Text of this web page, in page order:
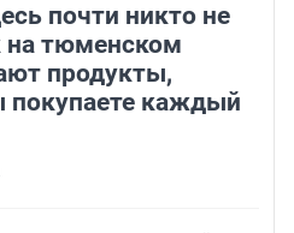
почти никто не
на тюменском
продукты,
покупаете каждый